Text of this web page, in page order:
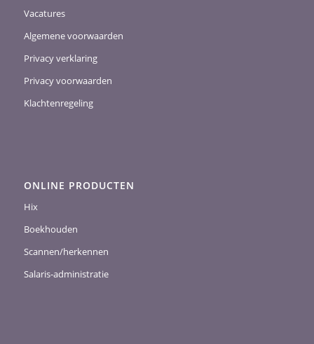
Vacatures
Algemene voorwaarden
Privacy verklaring
Privacy voorwaarden
Klachtenregeling
ONLINE PRODUCTEN
Hix
Boekhouden
Scannen/herkennen
Salaris-administratie